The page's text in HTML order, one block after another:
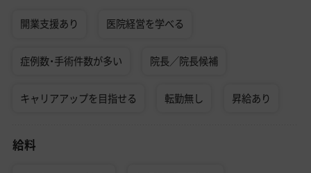
開業支援あり 医院経営を学べる
症例数・手術件数が多い 院長／院長候補
キャリアアップを目指せる 転勤無し 昇給あり
給料